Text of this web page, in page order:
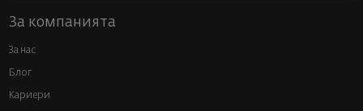
За компанията
За нас
Блог
Кариери